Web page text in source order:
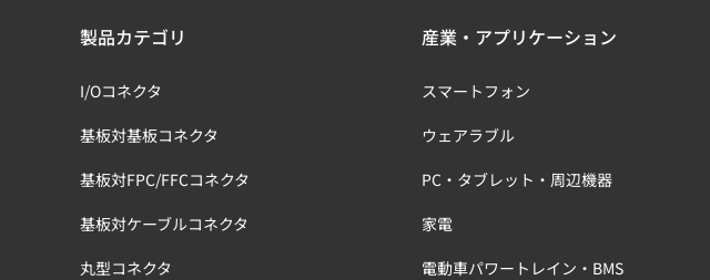
製品カテゴリ
I/Oコネクタ
基板対基板コネクタ
基板対FPC/FFCコネクタ
基板対ケーブルコネクタ
丸型コネクタ
産業・アプリケーション
スマートフォン
ウェアラブル
PC・タブレット・周辺機器
家電
電動車パワートレイン・BMS